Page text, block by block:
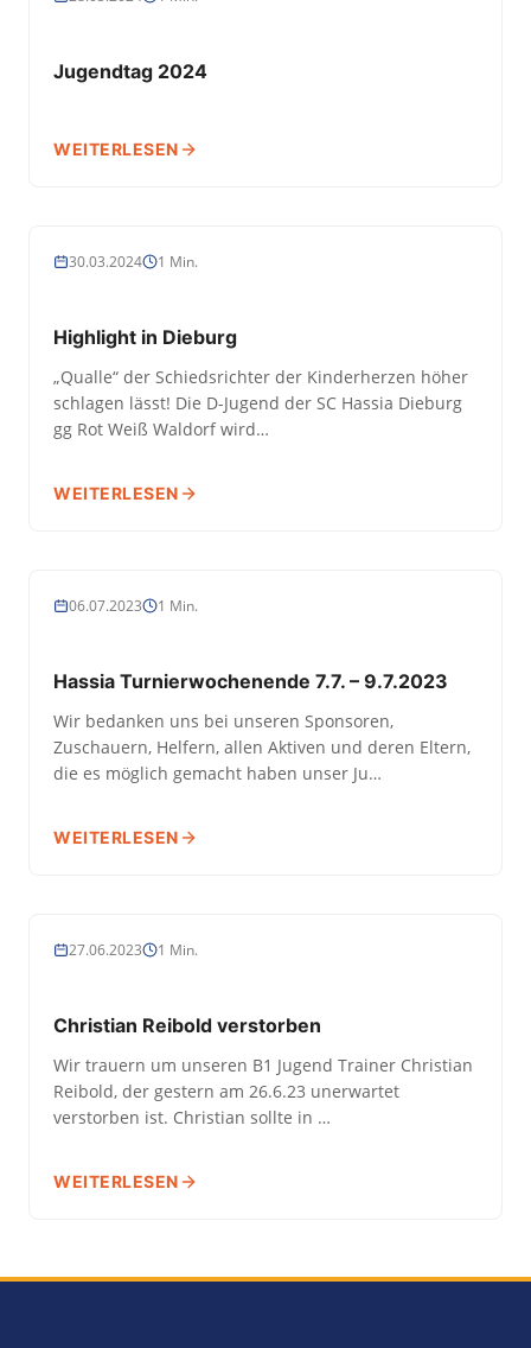
Jugendtag 2024
WEITERLESEN
JUGEND
30.03.2024 1 Min.
Highlight in Dieburg
„Qualle“ der Schiedsrichter der Kinderherzen höher
schlagen lässt! Die D-Jugend der SC Hassia Dieburg
gg Rot Weiß Waldorf wird…
WEITERLESEN
JUGEND
06.07.2023 1 Min.
Hassia Turnierwochenende 7.7. – 9.7.2023
Wir bedanken uns bei unseren Sponsoren,
Zuschauern, Helfern, allen Aktiven und deren Eltern,
die es möglich gemacht haben unser Ju…
WEITERLESEN
JUGEND
27.06.2023 1 Min.
Christian Reibold verstorben
Wir trauern um unseren B1 Jugend Trainer Christian
Reibold, der gestern am 26.6.23 unerwartet
verstorben ist. Christian sollte in …
WEITERLESEN